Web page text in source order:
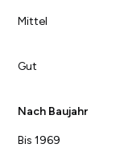
Mittel
Gut
Nach Baujahr
Bis 1969